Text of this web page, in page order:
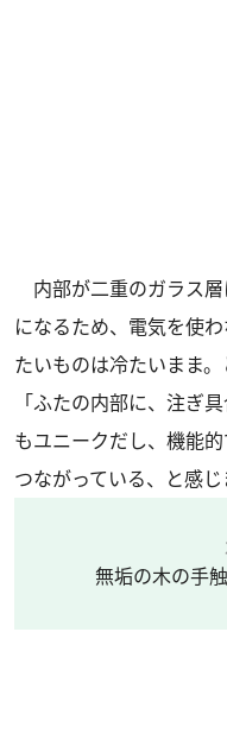
内部が二重のガラス
になるため、電気を使
たいものは冷たいまま。
「ふたの内部に、注ぎ
もユニークだし、機能
つながっている、と感じ
無垢の木の手